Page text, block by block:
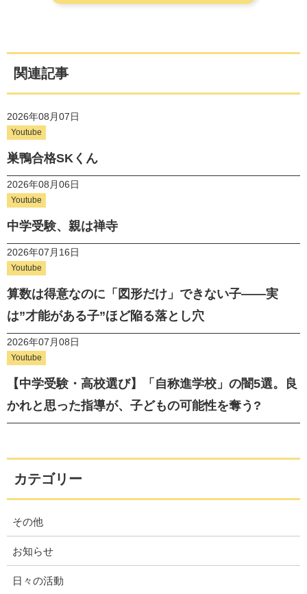
関連記事
2026年08月07日
Youtube
巣鴨合格SKくん
2026年08月06日
Youtube
中学受験、親は禅寺
2026年07月16日
Youtube
算数は得意なのに「図形だけ」できない子——実
は”才能がある子”ほど陥る落とし穴
2026年07月08日
Youtube
【中学受験・高校選び】「自称進学校」の闇5選。良
かれと思った指導が、子どもの可能性を奪う?
カテゴリー
その他
お知らせ
日々の活動